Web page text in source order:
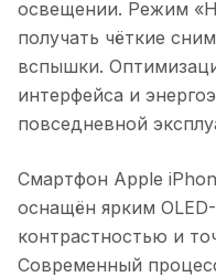
освещении. Режим
получать чёткие
вспышки.
интерфейса и
повседневной
Смартфон Apple
оснащён ярким
контрастностью и
Современный